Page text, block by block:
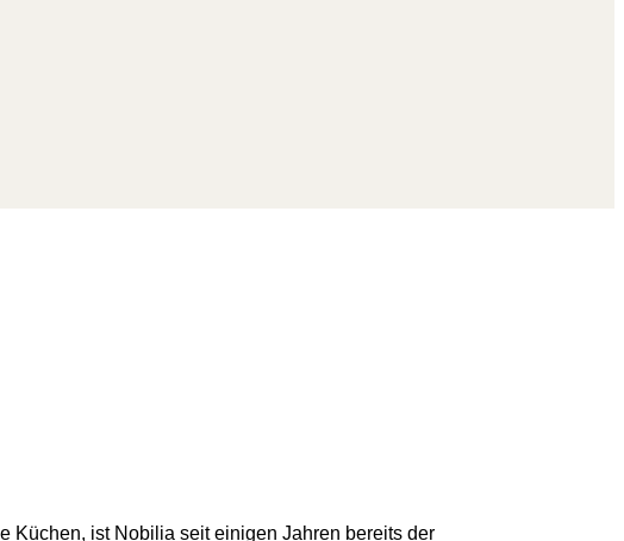
Küchen, ist Nobilia seit einigen Jahren bereits der